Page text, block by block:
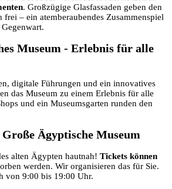
. Großzügige Glasfassaden geben den
– ein atemberaubendes Zusammenspiel
Museum - Erlebnis für alle
digitale Führungen und ein innovatives
das Museum zu einem Erlebnis für alle
und ein Museumsgarten runden den
Große Ägyptische Museum
alten Ägypten hautnah! Tickets können
werden. Wir organisieren das für Sie.
von 9:00 bis 19:00 Uhr.